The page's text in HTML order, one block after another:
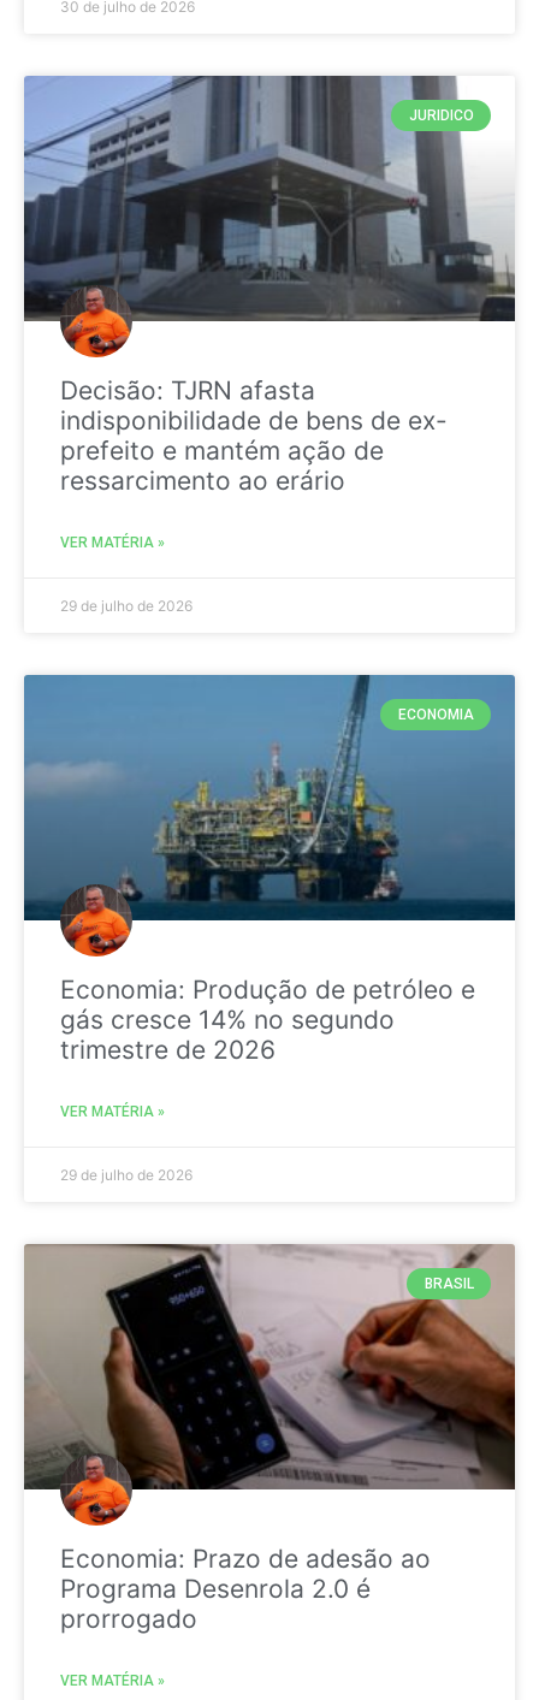
30 de julho de 2026
JURIDICO
Decisão: TJRN afasta
indisponibilidade de bens de ex-
prefeito e mantém ação de
ressarcimento ao erário
VER MATÉRIA »
29 de julho de 2026
ECONOMIA
Economia: Produção de petróleo e
gás cresce 14% no segundo
trimestre de 2026
VER MATÉRIA »
29 de julho de 2026
BRASIL
Economia: Prazo de adesão ao
Programa Desenrola 2.0 é
prorrogado
VER MATÉRIA »